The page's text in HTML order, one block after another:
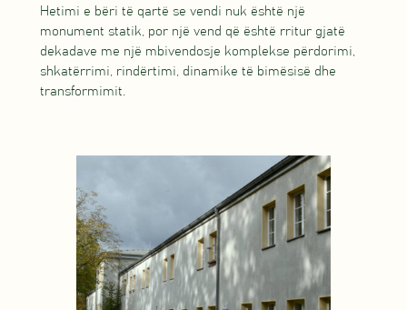
Hetimi e bëri të qartë se vendi nuk është një
monument statik, por një vend që është rritur gjatë
dekadave me një mbivendosje komplekse përdorimi,
shkatërrimi, rindërtimi, dinamike të bimësisë dhe
transformimit.